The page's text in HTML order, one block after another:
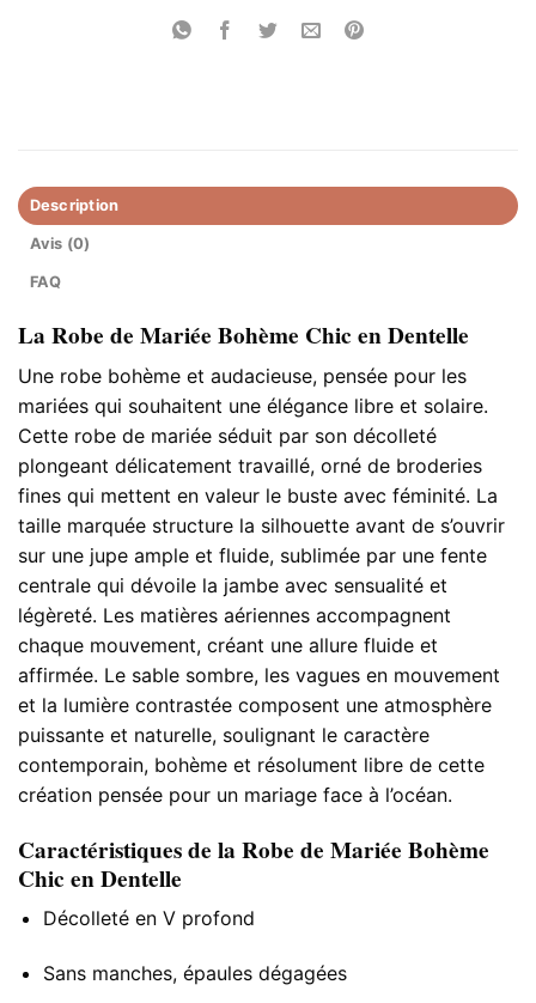
Description
Avis (0)
FAQ
La Robe de Mariée Bohème Chic en Dentelle
Une robe bohème et audacieuse, pensée pour les
mariées qui souhaitent une élégance libre et solaire.
Cette robe de mariée séduit par son décolleté
plongeant délicatement travaillé, orné de broderies
fines qui mettent en valeur le buste avec féminité. La
taille marquée structure la silhouette avant de s’ouvrir
sur une jupe ample et fluide, sublimée par une fente
centrale qui dévoile la jambe avec sensualité et
légèreté. Les matières aériennes accompagnent
chaque mouvement, créant une allure fluide et
affirmée. Le sable sombre, les vagues en mouvement
et la lumière contrastée composent une atmosphère
puissante et naturelle, soulignant le caractère
contemporain, bohème et résolument libre de cette
création pensée pour un mariage face à l’océan.
Caractéristiques de la Robe de Mariée Bohème
Chic en Dentelle
Décolleté en V profond
Sans manches, épaules dégagées